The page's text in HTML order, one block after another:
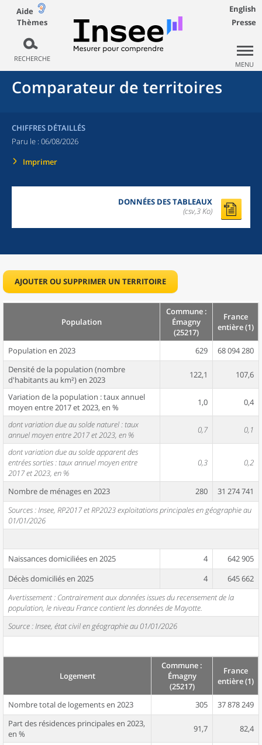
Aide
Thèmes
RECHERCHE
English
Presse
MENU
Comparateur de territoires
CHIFFRES DÉTAILLÉS
Paru le : 06/08/2026
Imprimer
DONNÉES DES TABLEAUX
(csv,3 Ko)
AJOUTER OU SUPPRIMER UN TERRITOIRE
Population
Commune :
Émagny
(25217)
France
entière (1)
Population en 2023 629
68 094 280
Densité de la population (nombre
d'habitants au km²) en 2023
122,1 107,6
Variation de la population : taux annuel
moyen entre 2017 et 2023, en %
1,0 0,4
dont variation due au solde naturel : taux
annuel moyen entre 2017 et 2023, en %
0,7 0,1
dont variation due au solde apparent des
entrées sorties : taux annuel moyen entre
2017 et 2023, en %
0,3 0,2
Nombre de ménages en 2023 280
31 274 741
Sources : Insee, RP2017 et RP2023 exploitations principales en géographie au
01/01/2026
Naissances domiciliées en 2025 4
642 905
Décès domiciliés en 2025
4
645 662
Avertissement : Contrairement aux données issues du recensement de la
population, le niveau France contient les données de Mayotte.
Source : Insee, état civil en géographie au 01/01/2026
Logement
Commune :
Émagny
(25217)
France
entière (1)
Nombre total de logements en 2023 305
37 878 249
Part des résidences principales en 2023,
en %
91,7 82,4